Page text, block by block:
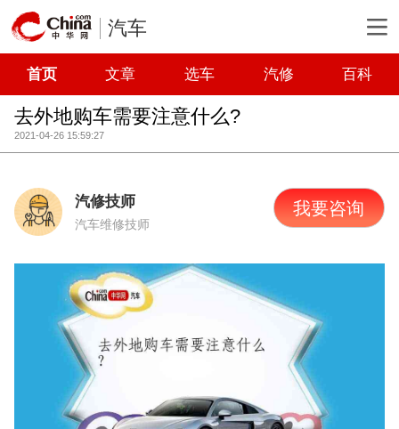
汽车
首页 文章 选车 汽修 百科
去外地购车需要注意什么?
2021-04-26 15:59:27
汽修技师
汽车维修技师
我要咨询